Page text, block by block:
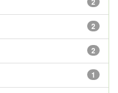
2
2
1